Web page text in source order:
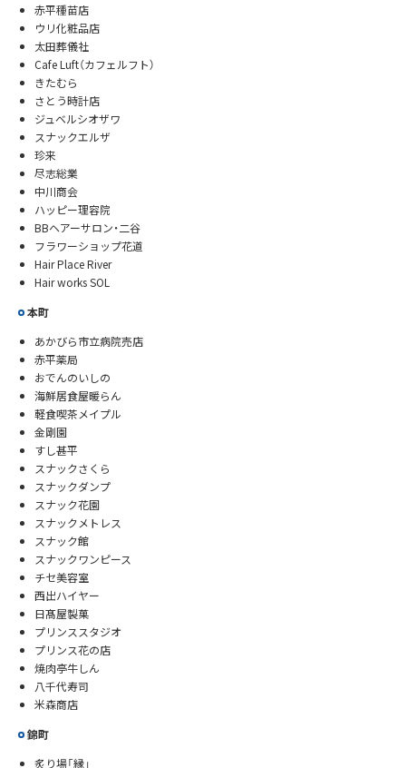
赤平種苗店
ウリ化粧品店
太田葬儀社
Cafe Luft（カフェルフト）
きたむら
さとう時計店
ジュベルシオザワ
スナックエルザ
珍来
尽志総業
中川商会
ハッピー理容院
BBヘアーサロン・二谷
フラワーショップ花道
Hair Place River
Hair works SOL
本町
あかびら市立病院売店
赤平薬局
おでんのいしの
海鮮居食屋暖らん
軽食喫茶メイプル
金剛園
すし甚平
スナックさくら
スナックダンプ
スナック花園
スナックメトレス
スナック館
スナックワンピース
チセ美容室
西出ハイヤー
日髙屋製菓
プリンススタジオ
プリンス花の店
焼肉亭牛しん
八千代寿司
米森商店
錦町
炙り場「縁」